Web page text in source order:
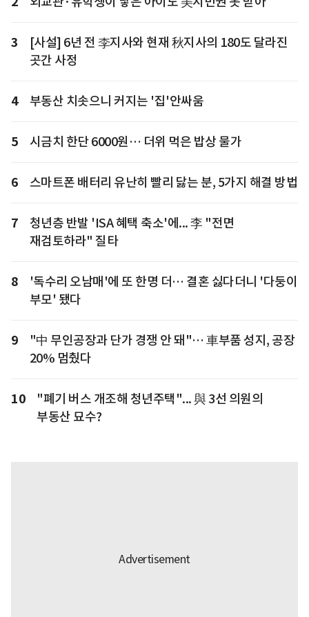
3
[사설] 6년 전 李지사와 현재 秋지사의 180도 달라진
곳간 사정
4 부동산 치솟으니 커지는 '집'안싸움
5 시금치 한단 6000원… 더위 먹은 밥상 물가
6 스마트폰 배터리 유난히 빨리 닳는 분, 5가지 해결 방법
7
청년층 반발 'ISA 혜택 축소'에... 李 "전면
재검토하라" 질타
8
'독수리 오남매'에 또 한명 더… 결혼 싫다더니 '다둥이
부모' 됐다
9
"中 무인공장과 단가 경쟁 안 돼"… 車부품 성지, 공장
20% 멈췄다
10
"폐기 버스 개조해 청년주택"... 與 3선 의원의
부동산 묘수?